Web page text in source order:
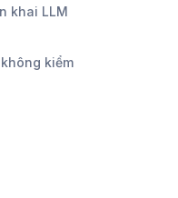
khai LLM
kiểm